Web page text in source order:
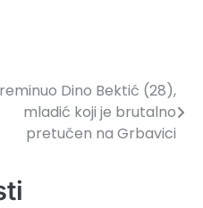
Dino Bektić (28),
mladić koji je brutalno
pretučen na Grbavici